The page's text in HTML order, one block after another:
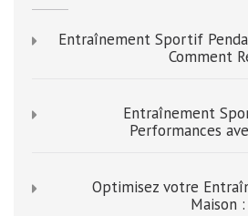
Entraînement Sportif
Comment
Entraînement
Performances
Optimisez votre
Maison